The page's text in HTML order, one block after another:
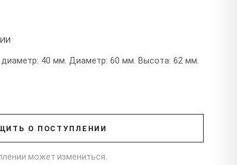
40 мм. Диаметр: 60 мм. Высота: 62 мм.
О ПОСТУПЛЕНИИ
может измениться.